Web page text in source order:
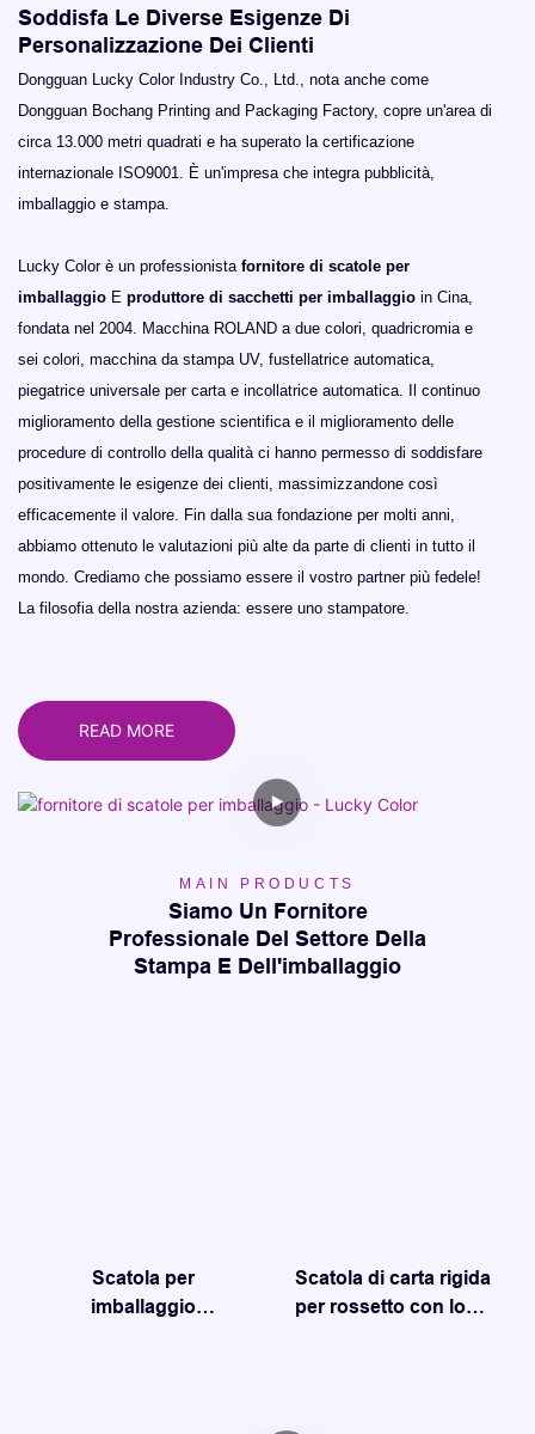
Soddisfa Le Diverse Esigenze Di
Personalizzazione Dei Clienti
Dongguan Lucky Color Industry Co., Ltd., nota anche come
Dongguan Bochang Printing and Packaging Factory, copre un'area di
circa 13.000 metri quadrati e ha superato la certificazione
internazionale ISO9001. È un'impresa che integra pubblicità,
imballaggio e stampa.
Lucky Color è un professionista fornitore di scatole per
imballaggio E produttore di sacchetti per imballaggio in Cina,
fondata nel 2004. Macchina ROLAND a due colori, quadricromia e
sei colori, macchina da stampa UV, fustellatrice automatica,
piegatrice universale per carta e incollatrice automatica. Il continuo
miglioramento della gestione scientifica e il miglioramento delle
procedure di controllo della qualità ci hanno permesso di soddisfare
positivamente le esigenze dei clienti, massimizzandone così
efficacemente il valore. Fin dalla sua fondazione per molti anni,
abbiamo ottenuto le valutazioni più alte da parte di clienti in tutto il
mondo. Crediamo che possiamo essere il vostro partner più fedele!
La filosofia della nostra azienda: essere uno stampatore.
READ MORE
MAIN PRODUCTS
Siamo Un Fornitore
Professionale Del Settore Della
Stampa E Dell'imballaggio
Scatola per
imballaggio
Scatola di carta rigida
per rossetto con logo